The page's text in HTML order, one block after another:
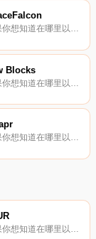
如果你想知道在哪里以当前价格购买SpaceFalcon,目前交易{SpaceFalcon]股票的顶级加密货币交易所是CoinW、KuCoin、Gate.io和Jupiter。您可以在我们的加密货币交易所页面上找到其他列表.
Blocks
如果你想知道在哪里以当前价格购买Swapr,目前交易｛SWPRnname｝股票的顶级加密货币交易所是Uniswap（V3）（ArSWPRtrum）、SushiSwap（ArSWPRtlum）、｛SWPRnime｝（Gnosis）和｛SWPRnome｝（ArSWPRttrum）.